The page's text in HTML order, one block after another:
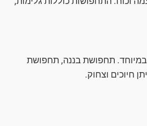
במיוחד. תחפושת בננה, תחפושת
חיוכים וצחוק.